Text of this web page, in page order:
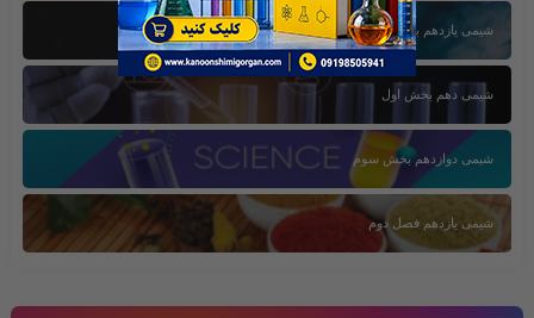
شیمی یازدهم بخش سوم
شیمی دهم بخش اول
شیمی دوازدهم بخش سوم
شیمی یازدهم فصل دوم